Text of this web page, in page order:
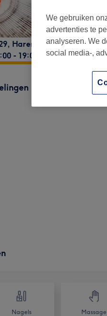
, Haren
9751PR
- 19:00
Nagels Massage
We gebruiken
advertenties te
analyseren. We
social media-,